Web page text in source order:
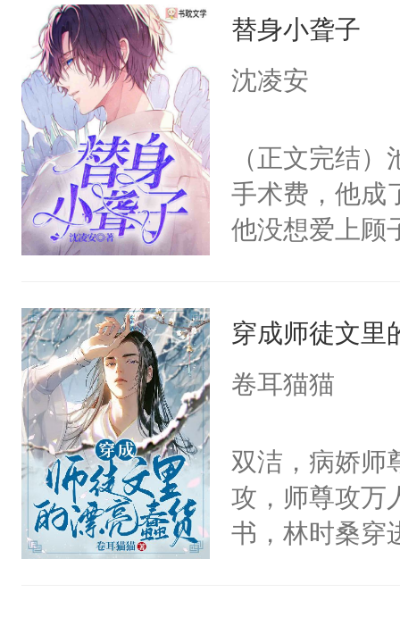
能依附他们的
却把Alpha天
不会再遭受毒
床上哇哇大
整懵了。再次
接在他身前跪
有虐待人吗？
浅蓝色的大眼
么吗？”大佬
揽进怀里。“
了退，捏着
吗，先生？
丐哥X劫镖狂
皮苍爹x上班
替身小聋子
沈凌安
（正文完结
手术费，他成
他没想爱上顾
风头无两。抄
光。他才懂，
意，只要你想
光柔声弱气，
送给王导调教
他的耳聋是
穿成师徒文里
卷耳猫猫
双洁，病娇师
攻，师尊攻万
书，林时桑穿